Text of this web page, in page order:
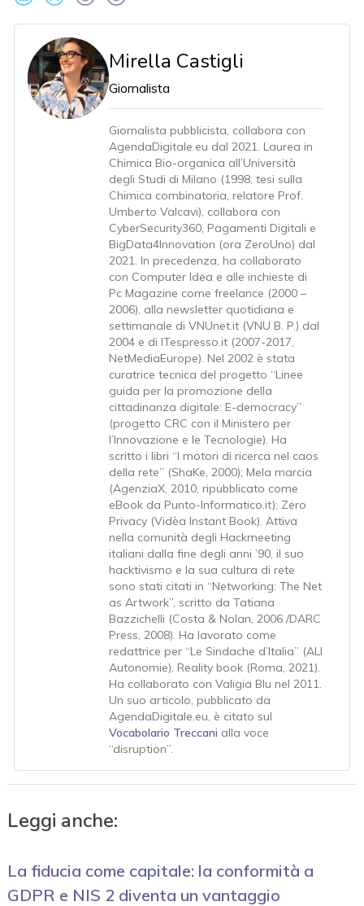
Mirella Castigli
Giornalista
Giornalista pubblicista, collabora con
AgendaDigitale.eu dal 2021. Laurea in
Chimica Bio-organica all’Università
degli Studi di Milano (1998, tesi sulla
Chimica combinatoria, relatore Prof.
Umberto Valcavi), collabora con
CyberSecurity360, Pagamenti Digitali e
BigData4Innovation (ora ZeroUno) dal
2021. In precedenza, ha collaborato
con Computer Idea e alle inchieste di
Pc Magazine come freelance (2000 –
2006), alla newsletter quotidiana e
settimanale di VNUnet.it (VNU B. P.) dal
2004 e di ITespresso.it (2007-2017,
NetMediaEurope). Nel 2002 è stata
curatrice tecnica del progetto “Linee
guida per la promozione della
cittadinanza digitale: E-democracy”
(progetto CRC con il Ministero per
l’Innovazione e le Tecnologie). Ha
scritto i libri “I motori di ricerca nel caos
della rete” (ShaKe, 2000); Mela marcia
(AgenziaX, 2010, ripubblicato come
eBook da Punto-Informatico.it); Zero
Privacy (Vidèa Instant Book). Attiva
nella comunità degli Hackmeeting
italiani dalla fine degli anni ’90, il suo
hacktivismo e la sua cultura di rete
sono stati citati in “Networking: The Net
as Artwork”, scritto da Tatiana
Bazzichelli (Costa & Nolan, 2006 /DARC
Press, 2008). Ha lavorato come
redattrice per “Le Sindache d’Italia” (ALI
Autonomie), Reality book (Roma, 2021).
Ha collaborato con Valigia Blu nel 2011.
Un suo articolo, pubblicato da
AgendaDigitale.eu, è citato sul
Vocabolario Treccani alla voce
“disruption”.
Leggi anche:
La fiducia come capitale: la conformità a
GDPR e NIS 2 diventa un vantaggio